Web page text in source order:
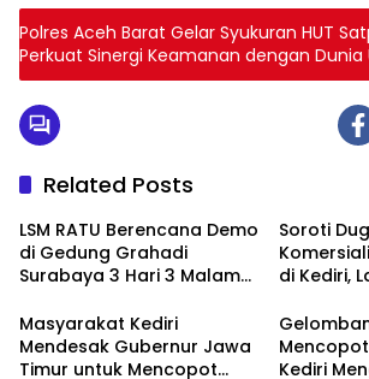
Polres Aceh Barat Gelar Syukuran HUT
Perkuat Sinergi Keamanan dengan Dunia
Related Posts
LSM RATU Berencana Demo
di Gedung Grahadi
Surabaya 3 Hari 3 Malam
Marakanya Pungli dan
Korupsi di Cabang Dinas
Pendidikan Kediri
Soroti
di Kediri,
ke
Masyarakat Kediri
Mendesak Gubernur Jawa
Timur untuk Mencopot
Mencopot
Kediri